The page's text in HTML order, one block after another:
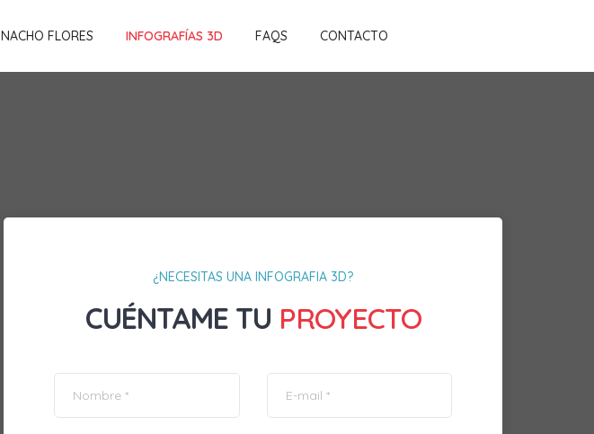
NACHO FLORES INFOGRAFÍAS 3D FAQS CONTACTO
¿NECESITAS UNA INFOGRAFIA 3D?
CUÉNTAME TU PROYECTO